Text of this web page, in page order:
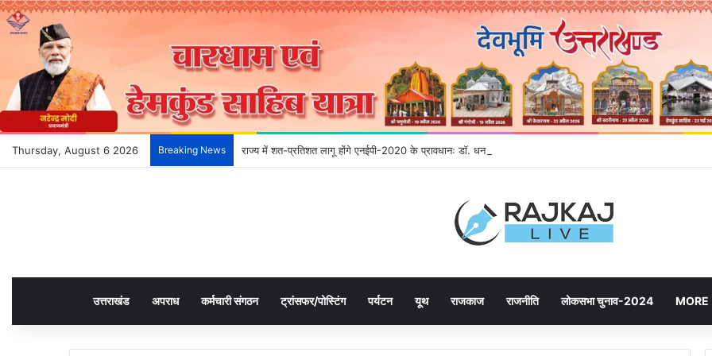
Thursday, August 6 2026 Breaking News राज्य में शत-प्रतिशत लागू होंगे एनईपी-2020 के प्रावधानः डाॅ. धन सिंह रावत
उत्तराखंड अपराध कर्मचारी संगठन ट्रांसफर/पोस्टिंग पर्यटन यूथ राजकाज राजनीति लोकसभा चुनाव-2024 MORE